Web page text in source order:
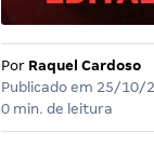
Por Raquel Cardoso
Publicado em 25/10/
0 min. de leitura